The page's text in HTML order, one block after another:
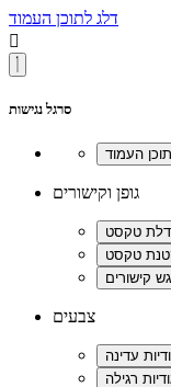
דלג לתוכן העמוד

סרגל נגישות
גופן וקישורים
צבעים